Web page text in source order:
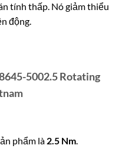
tính thấp. Nó giảm thiểu
động.
5002.5 Rotating
phẩm là 2.5 Nm.